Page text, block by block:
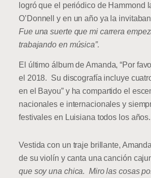
logró que el periódico de Hammond
O’Donnell y en un año ya la
Fue una suerte que mi carrera
trabajando en música”.
El último álbum de Amanda, “Por
el 2018. Su discografía incluye
en el Bayou” y ha compartido el
nacionales e internacionales y
festivales en Luisiana todos los años.
Vestida con un traje brillante,
de su violín y canta una canción
que soy una chica. Miro las cosas